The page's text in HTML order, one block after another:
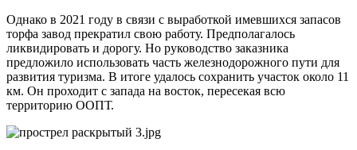
Однако в 2021 году в связи с выработкой имевшихся запасов
торфа завод прекратил свою работу. Предполагалось
ликвидировать и дорогу. Но руководство заказника
предложило использовать часть железнодорожного пути для
развития туризма. В итоге удалось сохранить участок около 11
км. Он проходит с запада на восток, пересекая всю
территорию ООПТ.